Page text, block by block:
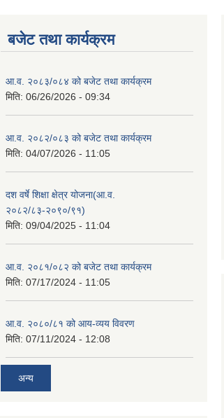
बजेट तथा कार्यक्रम
आ.व. २०८३/०८४ को बजेट तथा कार्यक्रम
मिति: 06/26/2026 - 09:34
आ.व. २०८२/०८३ को बजेट तथा कार्यक्रम
मिति: 04/07/2026 - 11:05
दश वर्षे शिक्षा क्षेत्र योजना(आ.व.
२०८२/८३-२०९०/९१)
मिति: 09/04/2025 - 11:04
आ.व. २०८१/०८२ को बजेट तथा कार्यक्रम
मिति: 07/17/2024 - 11:05
आ.व. २०८०/८१ को आय-व्यय विवरण
मिति: 07/11/2024 - 12:08
अन्य